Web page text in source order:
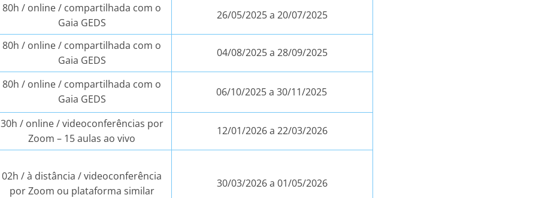
80h / online / compartilhada com o
Gaia GEDS
26/05/2025 a 20/07/2025
80h / online / compartilhada com o
Gaia GEDS
04/08/2025 a 28/09/2025
80h / online / compartilhada com o
Gaia GEDS
06/10/2025 a 30/11/2025
30h / online / videoconferências por
Zoom – 15 aulas ao vivo
12/01/2026 a 22/03/2026
02h / à distância / videoconferência
por Zoom ou plataforma similar
30/03/2026 a 01/05/2026